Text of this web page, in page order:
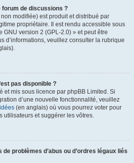
forum de discussions ?
modifiée) est produit et distribué par
propriétaire. Il est rendu accessible sous
GNU version 2 (GPL-2.0) » et peut être
d’informations, veuillez consulter la rubrique
pas disponible ?
et mis sous licence par phpBB Limited. Si
d’une nouvelle fonctionnalité, veuillez
(en anglais) où vous pourrez voter pour
utilisateurs et suggérer les vôtres.
problèmes d’abus ou d’ordres légaux liés